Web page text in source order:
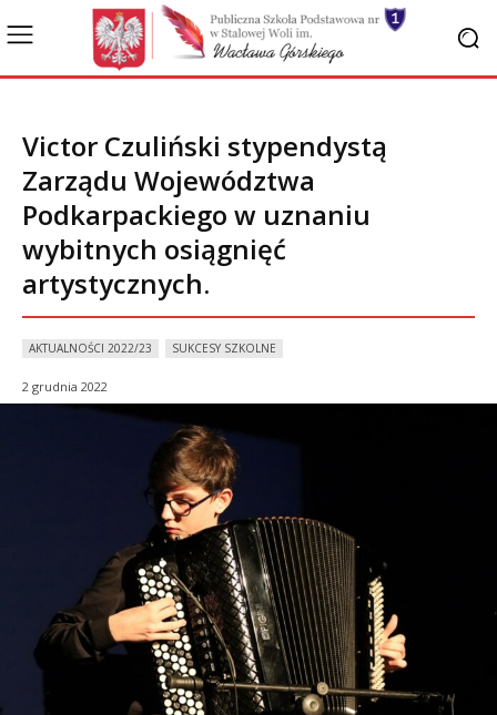
Victor Czuliński stypendystą
Zarządu Województwa
Podkarpackiego w uznaniu
wybitnych osiągnięć
artystycznych.
AKTUALNOŚCI 2022/23 SUKCESY SZKOLNE
2 grudnia 2022